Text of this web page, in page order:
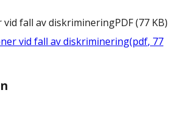
fall av diskrimineringPDF(77 KB)
vid fall av diskriminering(pdf, 77